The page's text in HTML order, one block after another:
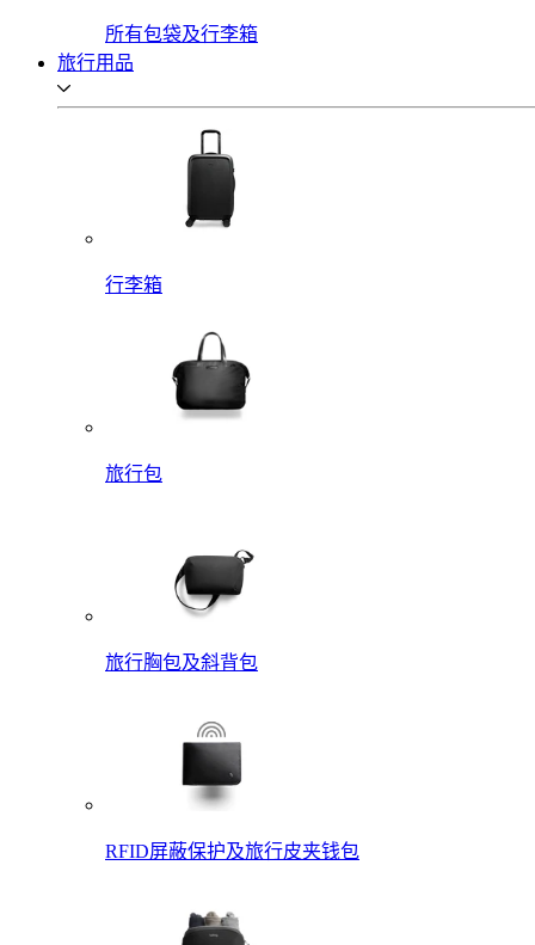
所有包袋及行李箱
旅行用品
行李箱
旅行包
旅行胸包及斜背包
RFID屏蔽保护及旅行皮夹钱包